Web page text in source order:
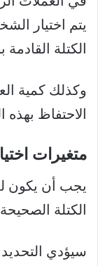
يتم اختيار
الكتلة
وكذلك كمية
الاحتفاظ بهذه
متغيرات
يجب أن يكون
الكتلة
سيؤدي